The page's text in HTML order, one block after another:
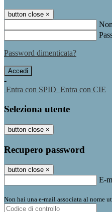
button close ×
Password dimenticata?
-
Entra con SPID Entra con CIE
Seleziona utente
button close ×
Recupero password
button close ×
E-
Non hai una e-mail associata al nome